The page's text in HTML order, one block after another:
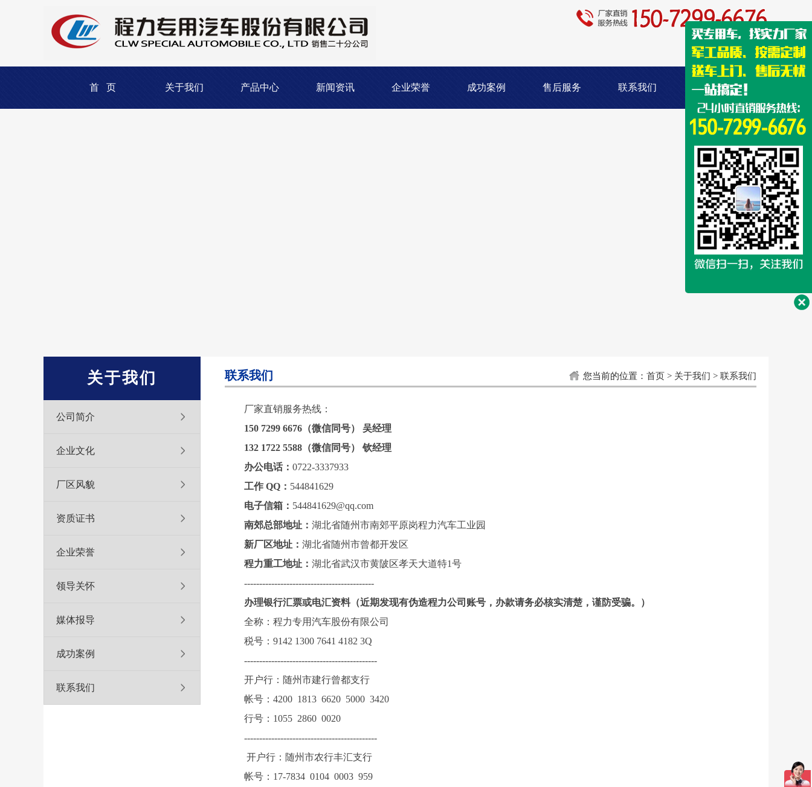
首 页 关于我们 产品中心 新闻资讯 企业荣誉 成功案例 售后服务 联系我们
关于我们
公司简介
企业文化
厂区风貌
资质证书
企业荣誉
领导关怀
媒体报导
成功案例
联系我们
联系我们 您当前的位置： 首页 > 关于我们 > 联系我们
厂家直销服务热线：
150 7299 6676（微信同号） 吴经理
132 1722 5588（微信同号） 钦经理
办公电话： 0722-3337933
工作 QQ： 544841629
电子信箱： 544841629@qq.com
南郊总部地址： 湖北省随州市南郊平原岗程力汽车工业园
新厂区地址： 湖北省随州市曾都开发区
程力重工地址： 湖北省武汉市黄陂区孝天大道特1号
-------------------------------------------
办理银行汇票或电汇资料（近期发现有伪造程力公司账号，办款请务必核实清楚，谨防受骗。）
全称：程力专用汽车股份有限公司
税号：9142 1300 7641 4182 3Q
--------------------------------------------
开户行：随州市建行曾都支行
帐号：4200 1813 6620 5000 3420
行号：1055 2860 0020
--------------------------------------------
开户行：随州市农行丰汇支行
帐号：17-7834 0104 0003 959